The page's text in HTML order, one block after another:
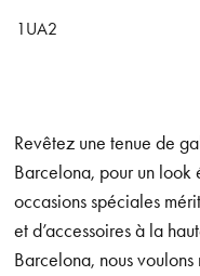
1UA2
Revêtez une tenue de
Barcelona, pour un look
occasions spéciales
et d’accessoires à la
Barcelona, nous